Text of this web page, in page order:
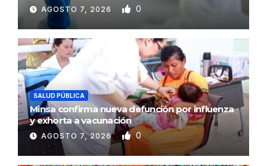
AGOSTO 7, 2026 0
SALUD PÚBLICA
Minsa confirma nueva defunción por influenza
y exhorta a vacunación
AGOSTO 7, 2026 0